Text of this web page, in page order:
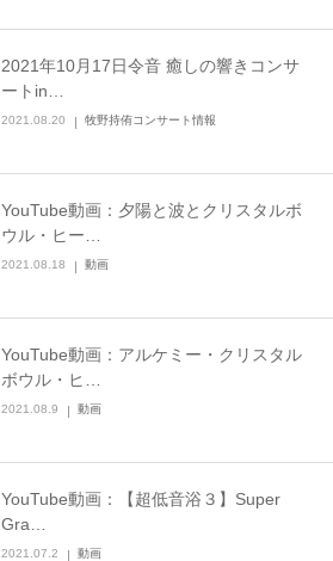
2021年10月17日令音 癒しの響きコンサ
ートin…
2021.08.20 牧野持侑コンサート情報
YouTube動画：夕陽と波とクリスタルボ
ウル・ヒー…
2021.08.18 動画
YouTube動画：アルケミー・クリスタル
ボウル・ヒ…
2021.08.9 動画
YouTube動画：【超低音浴３】Super
Gra…
2021.07.2 動画